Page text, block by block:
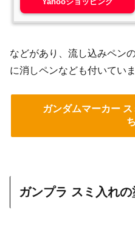
などがあり、流し込みペン
に消しペンなども付いていま
ガンダムマーカー
ガンプラ スミ入れの